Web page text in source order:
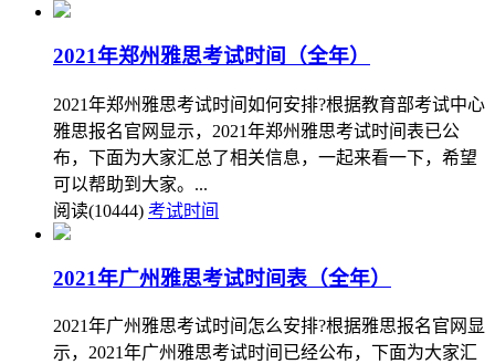
2021年郑州雅思考试时间（全年）
2021年郑州雅思考试时间如何安排?根据教育部考试中心
雅思报名官网显示，2021年郑州雅思考试时间表已公
布，下面为大家汇总了相关信息，一起来看一下，希望
可以帮助到大家。...
阅读(10444) 考试时间
2021年广州雅思考试时间表（全年）
2021年广州雅思考试时间怎么安排?根据雅思报名官网显
示，2021年广州雅思考试时间已经公布，下面为大家汇